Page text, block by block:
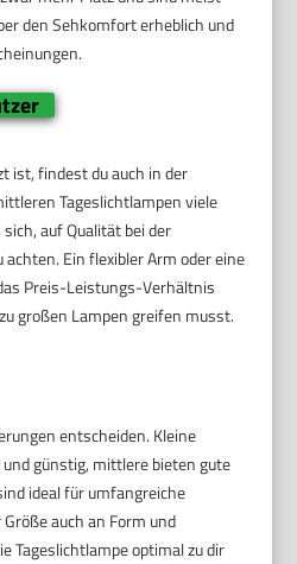
den Sehkomfort erheblich und
ist, findest du auch in der
Tageslichtlampen viele
auf Qualität bei der
Ein flexibler Arm oder eine
Preis-Leistungs-Verhältnis
großen Lampen greifen musst.
entscheiden. Kleine
günstig, mittlere bieten gute
ideal für umfangreiche
auch an Form und
Tageslichtlampe optimal zu dir